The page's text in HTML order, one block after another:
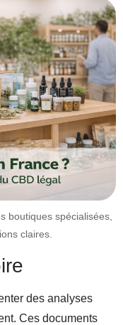
boutiques spécialisées,
claires.
des analyses
Ces documents